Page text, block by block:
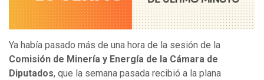
Ya había pasado más de una hora de la sesión de la
Comisión de Minería y Energía de la Cámara de
Diputados, que la semana pasada recibió a la plana